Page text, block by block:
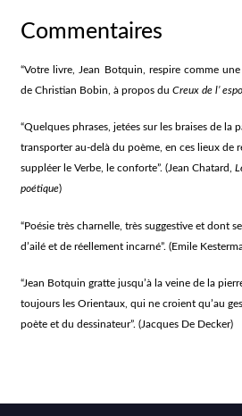
Commentaires
“Votre livre, Jean Botquin, respire comme
de Christian Bobin, à propos du Creux de l’
“Quelques phrases, jetées sur les braises de la
transporter au-delà du poème, en ces lieux de
suppléer le Verbe, le conforte”. (Jean Chatard,
poétique)
“Poésie très charnelle, très suggestive et dont
d’ailé et de réellement incarné”. (Emile
“Jean Botquin gratte jusqu’à la veine de la
toujours les Orientaux, qui ne croient qu’au
poète et du dessinateur”. (Jacques De Decker)